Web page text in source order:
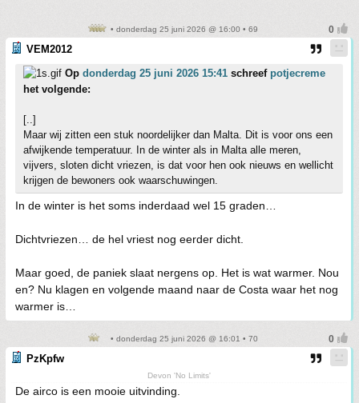
• donderdag 25 juni 2026 @ 16:00 • 69
VEM2012
Op donderdag 25 juni 2026 15:41 schreef potjecreme
het volgende:
[..]
Maar wij zitten een stuk noordelijker dan Malta. Dit is voor ons een
afwijkende temperatuur. In de winter als in Malta alle meren,
vijvers, sloten dicht vriezen, is dat voor hen ook nieuws en wellicht
krijgen de bewoners ook waarschuwingen.
In de winter is het soms inderdaad wel 15 graden…
Dichtvriezen… de hel vriest nog eerder dicht.
Maar goed, de paniek slaat nergens op. Het is wat warmer. Nou
en? Nu klagen en volgende maand naar de Costa waar het nog
warmer is…
• donderdag 25 juni 2026 @ 16:01 • 70
PzKpfw
Devon 'No Limits'
De airco is een mooie uitvinding.